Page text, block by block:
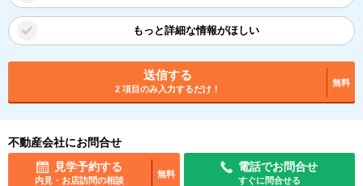
もっと詳細な情報がほしい
送信する
2 項目のみ入力するだけ！
無料
不動産会社にお問合せ
見学予約する
内見・お店訪問の相談
無料
電話でお問合せ
すぐに問合せる